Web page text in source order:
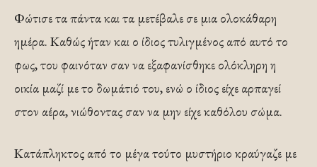
Φώτισε τα πάντα και τα μετέβαλε σε μια ολοκάθαρη
ημέρα. Καθώς ήταν και ο ίδιος τυλιγμένος από αυτό το
φως, του φαινόταν σαν να εξαφανίσθηκε ολόκληρη η
οικία μαζί με το δωμάτιό του, ενώ ο ίδιος είχε αρπαγεί
στον αέρα, νιώθοντας σαν να μην είχε καθόλου σώμα.
Κατάπληκτος από το μέγα τούτο μυστήριο κραύγαζε με